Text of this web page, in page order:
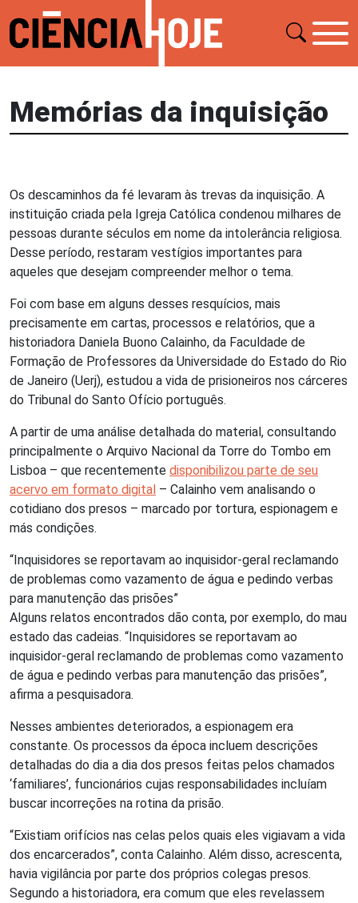
Memórias da inquisição
Os descaminhos da fé levaram às trevas da inquisição. A
instituição criada pela Igreja Católica condenou milhares de
pessoas durante séculos em nome da intolerância religiosa.
Desse período, restaram vestígios importantes para
aqueles que desejam compreender melhor o tema.
Foi com base em alguns desses resquícios, mais
precisamente em cartas, processos e relatórios, que a
historiadora Daniela Buono Calainho, da Faculdade de
Formação de Professores da Universidade do Estado do Rio
de Janeiro (Uerj), estudou a vida de prisioneiros nos cárceres
do Tribunal do Santo Ofício português.
A partir de uma análise detalhada do material, consultando
principalmente o Arquivo Nacional da Torre do Tombo em
Lisboa – que recentemente disponibilizou parte de seu
acervo em formato digital – Calainho vem analisando o
cotidiano dos presos – marcado por tortura, espionagem e
más condições.
“Inquisidores se reportavam ao inquisidor-geral reclamando
de problemas como vazamento de água e pedindo verbas
para manutenção das prisões”
Alguns relatos encontrados dão conta, por exemplo, do mau
estado das cadeias. “Inquisidores se reportavam ao
inquisidor-geral reclamando de problemas como vazamento
de água e pedindo verbas para manutenção das prisões”,
afirma a pesquisadora.
Nesses ambientes deteriorados, a espionagem era
constante. Os processos da época incluem descrições
detalhadas do dia a dia dos presos feitas pelos chamados
‘familiares’, funcionários cujas responsabilidades incluíam
buscar incorreções na rotina da prisão.
“Existiam orifícios nas celas pelos quais eles vigiavam a vida
dos encarcerados”, conta Calainho. Além disso, acrescenta,
havia vigilância por parte dos próprios colegas presos.
Segundo a historiadora, era comum que eles revelassem